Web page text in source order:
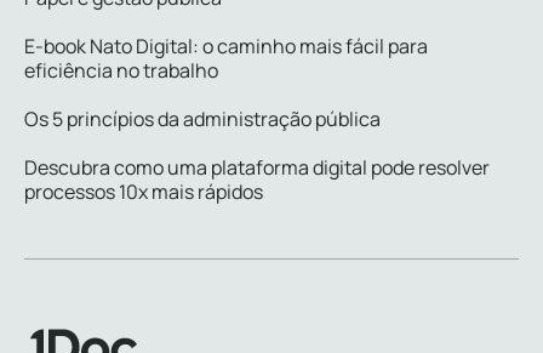
E-book Nato Digital: o caminho mais fácil para
eficiência no trabalho
Os 5 princípios da administração pública
Descubra como uma plataforma digital pode resolver
processos 10x mais rápidos